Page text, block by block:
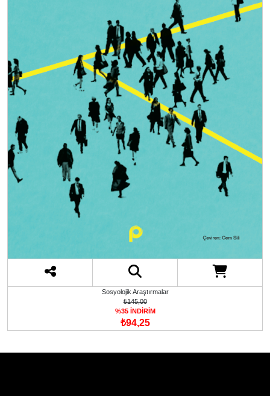
Sosyolojik Araştırmalar
₺145,00
%35 İNDİRİM
₺94,25